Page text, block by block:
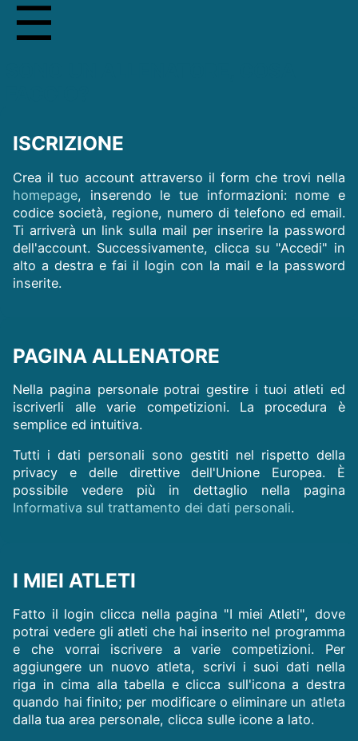
ISCRIZIONE
Crea il tuo account attraverso il form che trovi nella
homepage, inserendo le tue informazioni: nome e
codice società, regione, numero di telefono ed email.
Ti arriverà un link sulla mail per inserire la password
dell'account. Successivamente, clicca su "Accedi" in
alto a destra e fai il login con la mail e la password
inserite.
PAGINA ALLENATORE
Nella pagina personale potrai gestire i tuoi atleti ed
iscriverli alle varie competizioni. La procedura è
semplice ed intuitiva.
Tutti i dati personali sono gestiti nel rispetto della
privacy e delle direttive dell'Unione Europea. È
possibile vedere più in dettaglio nella pagina
Informativa sul trattamento dei dati personali.
I MIEI ATLETI
Fatto il login clicca nella pagina "I miei Atleti", dove
potrai vedere gli atleti che hai inserito nel programma
e che vorrai iscrivere a varie competizioni. Per
aggiungere un nuovo atleta, scrivi i suoi dati nella
riga in cima alla tabella e clicca sull'icona a destra
quando hai finito; per modificare o eliminare un atleta
dalla tua area personale, clicca sulle icone a lato.